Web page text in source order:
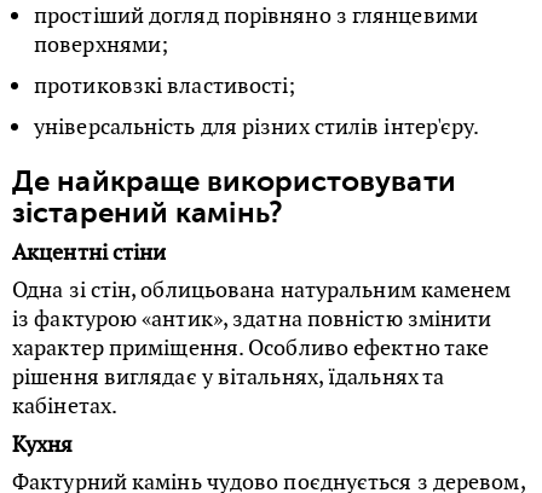
простіший догляд порівняно з глянцевими
поверхнями;
протиковзкі властивості;
універсальність для різних стилів інтер'єру.
Де найкраще використовувати
зістарений камінь?
Акцентні стіни
Одна зі стін, облицьована натуральним каменем
із фактурою «антик», здатна повністю змінити
характер приміщення. Особливо ефектно таке
рішення виглядає у вітальнях, їдальнях та
кабінетах.
Кухня
Фактурний камінь чудово поєднується з деревом,